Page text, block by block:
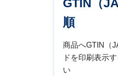
GTIN（
順
商品へGTIN（
ドを印刷表示
い